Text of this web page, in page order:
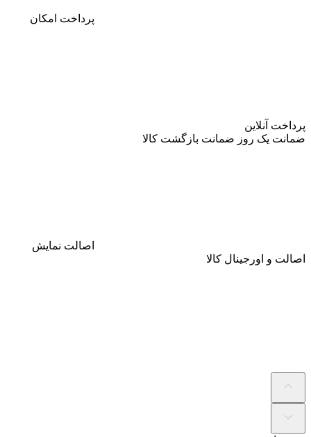
پرداخت امکان
پرداخت آنلاین
ضمانت یک روز ضمانت بازگشت کالا
اصالت نمایش
اصالت و اورجینال کالا